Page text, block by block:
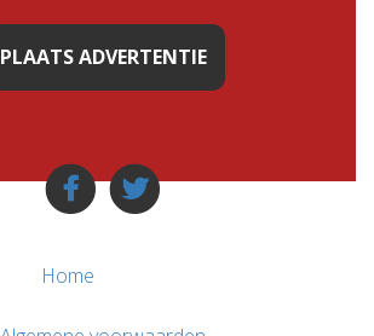
PLAATS ADVERTENTIE
Home